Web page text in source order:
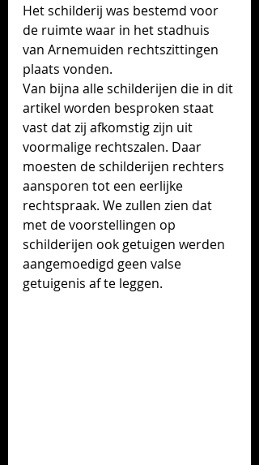
Het schilderij was bestemd voor
de ruimte waar in het stadhuis
van Arnemuiden rechtszittingen
plaats vonden.
Van bijna alle schilderijen die in dit
artikel worden besproken staat
vast dat zij afkomstig zijn uit
voormalige rechtszalen. Daar
moesten de schilderijen rechters
aansporen tot een eerlijke
rechtspraak. We zullen zien dat
met de voorstellingen op
schilderijen ook getuigen werden
aangemoedigd geen valse
getuigenis af te leggen.